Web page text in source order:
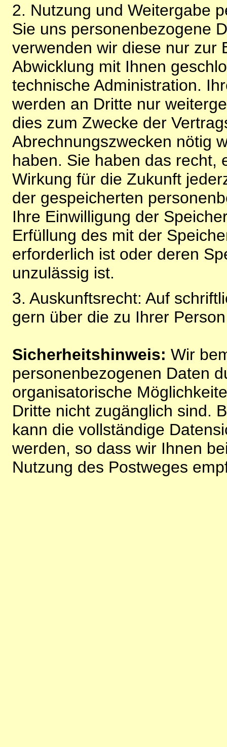
2. Nutzung und Weitergabe
Sie uns personenbezogene
verwenden wir diese nur zur
Abwicklung mit Ihnen
technische Administration.
werden an Dritte nur
dies zum Zwecke der
Abrechnungszwecken nötig
haben. Sie haben das recht,
Wirkung für die Zukunft
der gespeicherten
Ihre Einwilligung der
Erfüllung des mit der
erforderlich ist oder deren
unzulässig ist.
3. Auskunftsrecht: Auf
gern über die zu Ihrer
Sicherheitshinweis: Wir
personenbezogenen Daten
organisatorische
Dritte nicht zugänglich sind.
kann die vollständige
werden, so dass wir Ihnen
Nutzung des Postweges